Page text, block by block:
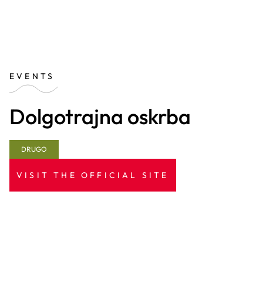
EVENTS
Dolgotrajna oskrba
DRUGO
VISIT THE OFFICIAL SITE